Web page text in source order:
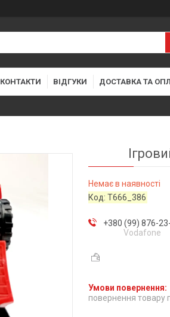
КОНТАКТИ ВІДГУКИ ДОСТАВКА ТА
Немає в наявності
Код:T666_386
+380 (99) 876-
Vodafone
повернення товару